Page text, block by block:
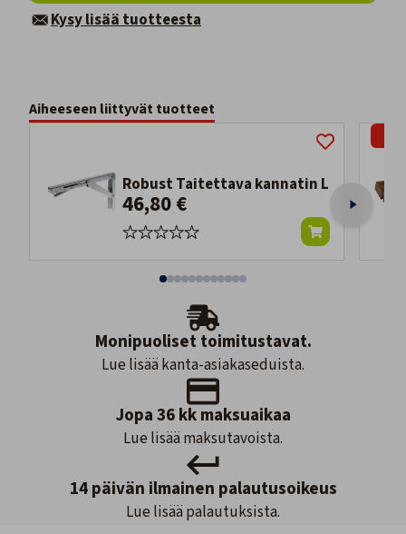
Kysy lisää tuotteesta
Aiheeseen liittyvät tuotteet
Robust Taitettava kannatin L
46,80 €
Monipuoliset toimitustavat.
Lue lisää kanta-asiakaseduista.
Jopa 36 kk maksuaikaa
Lue lisää maksutavoista.
14 päivän ilmainen palautusoikeus
Lue lisää palautuksista.